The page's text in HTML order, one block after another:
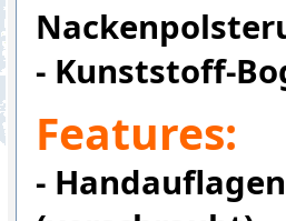
- Kunststoff-
Features:
-